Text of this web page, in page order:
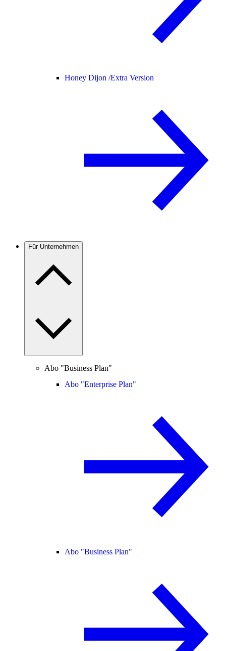
Honey Dijon /Extra Version
Für Unternehmen
Abo "Business Plan"
Abo "Enterprise Plan"
Abo "Business Plan"